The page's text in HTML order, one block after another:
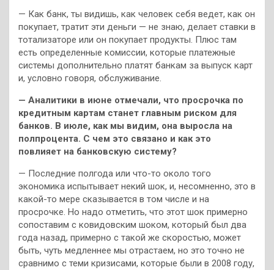
— Как банк, ты видишь, как человек себя ведет, как он
покупает, тратит эти деньги — не знаю, делает ставки в
тотализаторе или он покупает продукты. Плюс там
есть определенные комиссии, которые платежные
системы дополнительно платят банкам за выпуск карт
и, условно говоря, обслуживание.
— Аналитики в июне отмечали, что просрочка по
кредитным картам станет главным риском для
банков. В июле, как мы видим, она выросла на
полпроцента. С чем это связано и как это
повлияет на банковскую систему?
— Последние полгода или что-то около того
экономика испытывает некий шок, и, несомненно, это в
какой-то мере сказывается в том числе и на
просрочке. Но надо отметить, что этот шок примерно
сопоставим с ковидовским шоком, который был два
года назад, примерно с такой же скоростью, может
быть, чуть медленнее мы отрастаем, но это точно не
сравнимо с теми кризисами, которые были в 2008 году,